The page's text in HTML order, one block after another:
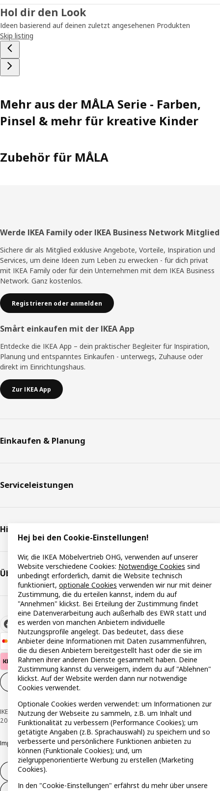
Kinder tun und wie sie es tun, ist sehr wichtig. Deshalb
haben wir alle ihre Rückmeldungen berücksichtigt und
dafür gesorgt, dass die Produkte ihren Bedürfnissen
entsprechen.“
erkennen und neue Ideen bekommen. Alle Teile sollten
einfach zu greifen und zu verwenden sein, wann immer die
Inspiration zuschlägt. „Das Kind sollte kein Elternteil in der
wichtiger Teil der Entwicklung. Das Kind wächst mit seiner
Aufgabe.“
Hol dir den Look
Ideen basierend auf deinen zuletzt angesehenen Produkten
Skip listing
Mehr aus der MÅLA Serie - Farben,
Pinsel & mehr für kreative Kinder
Zubehör für MÅLA
Fußzeile
Werde IKEA Family oder IKEA Business Network Mitglied
Sichere dir als Mitglied exklusive Angebote, Vorteile, Inspiration und
Services, um deine Ideen zum Leben zu erwecken - für dich privat
mit IKEA Family oder für dein Unternehmen mit dem IKEA Business
Network. Ganz kostenlos.
Registrieren oder anmelden
Smårt einkaufen mit der IKEA App
Entdecke die IKEA App – dein praktischer Begleiter für Inspiration,
Planung und entspanntes Einkaufen - unterwegs, Zuhause oder
direkt im Einrichtungshaus.
Zur IKEA App
Einkaufen & Planung
Serviceleistungen
Hilfe & Support
Über IKEA
Cookie-Einstellungen DE
IKEA Österreich - Südring, 2334 Vösendorf © Inter IKEA Systems B.V. 1999-
2026
ImpressumDatenschutzerklärungCookie RichtlinieResponsible Disclosure
Widerruf / Rückgabe
Hej bei den Cookie-Einstellungen!
Wir, die IKEA Möbelvertrieb OHG, verwenden auf unserer
Website verschiedene Cookies: Notwendige Cookies sind
unbedingt erforderlich, damit die Website technisch
funktioniert, optionale Cookies verwenden wir nur mit deiner
Zustimmung, die du erteilen kannst, indem du auf
"Annehmen" klickst. Bei Erteilung der Zustimmung findet
eine Datenverarbeitung auch außerhalb des EWR statt und
es werden von manchen Anbietern individuelle
Nutzungsprofile angelegt. Das bedeutet, dass diese
Anbieter deine Informationen mit Daten zusammenführen,
die du diesen Anbietern bereitgestellt hast oder die sie im
Rahmen ihrer anderen Dienste gesammelt haben. Deine
Zustimmung kannst du verweigern, indem du auf "Ablehnen"
klickst. Auf der Website werden dann nur notwendige
Cookies verwendet.
Optionale Cookies werden verwendet: um Informationen zur
Nutzung der Webseite zu sammeln, z.B. um Inhalt und
Funktionalität zu verbessern (Performance Cookies); um
getätigte Angaben (z.B. Sprachauswahl) zu speichern und so
verbesserte und persönlichere Funktionen anbieten zu
können (Funktionale Cookies); und, um
zielgruppenorientierte Werbung zu erstellen (Marketing
Cookies).
In den "Cookie-Einstellungen" erfährst du mehr über unsere